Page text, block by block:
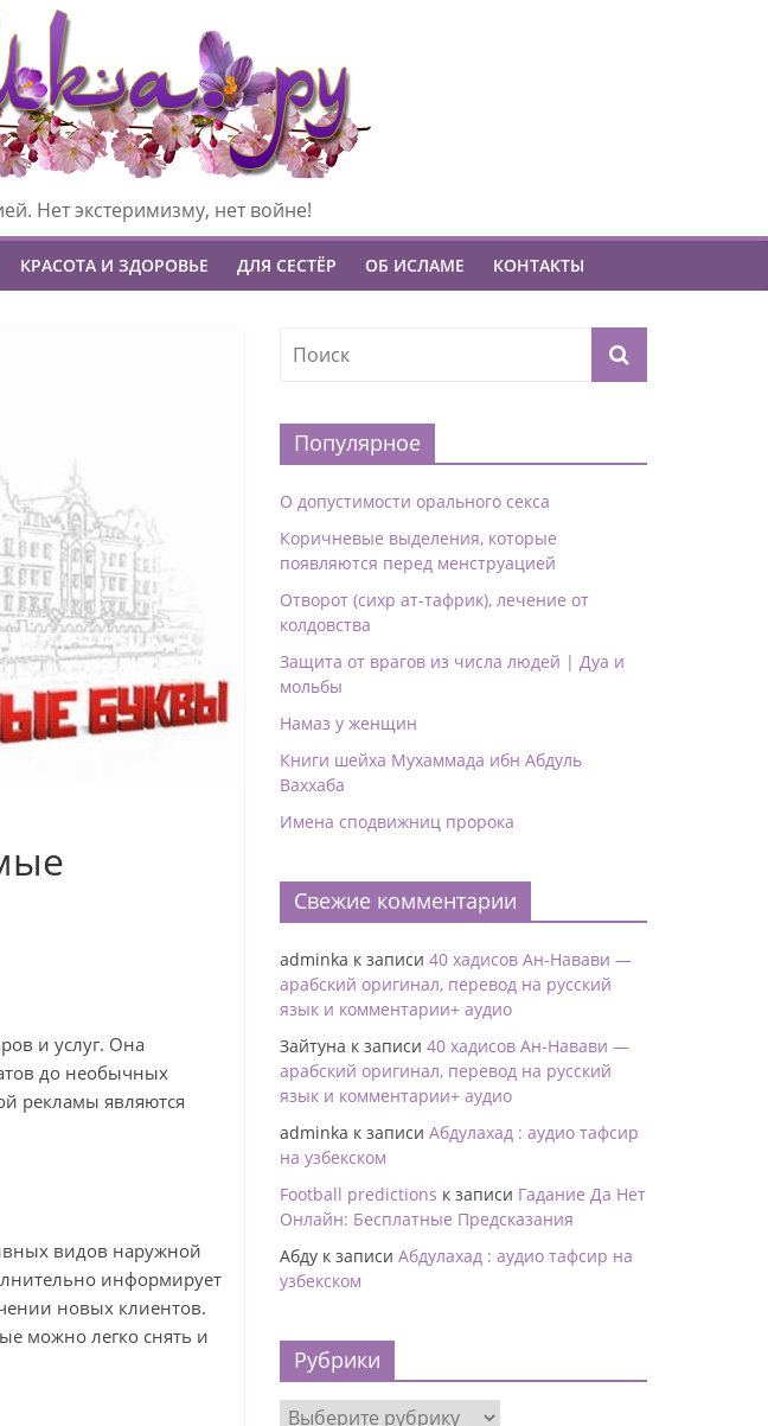
Нет экстеримизму, нет войне!
КРАСОТА И ЗДОРОВЬЕ ДЛЯ СЕСТЁР ОБ ИСЛАМЕ КОНТАКТЫ
и услуг. Она
до необычных
рекламы являются
видов наружной
информирует
новых клиентов.
можно легко снять и
Популярное
О допустимости орального секса
Коричневые выделения, которые
появляются перед менструацией
Отворот (сихр ат-тафрик), лечение от
колдовства
Защита от врагов из числа людей | Дуа и
мольбы
Намаз у женщин
Книги шейха Мухаммада ибн Абдуль
Ваххаба
Имена сподвижниц пророка
Свежие комментарии
adminka к записи 40 хадисов Ан-Навави —
арабский оригинал, перевод на русский
язык и комментарии+ аудио
Зайтуна к записи 40 хадисов Ан-Навави —
арабский оригинал, перевод на русский
язык и комментарии+ аудио
adminka к записи Абдулахад : аудио тафсир
на узбекском
Football predictions к записи Гадание Да Нет
Онлайн: Бесплатные Предсказания
Абду к записи Абдулахад : аудио тафсир на
узбекском
Рубрики